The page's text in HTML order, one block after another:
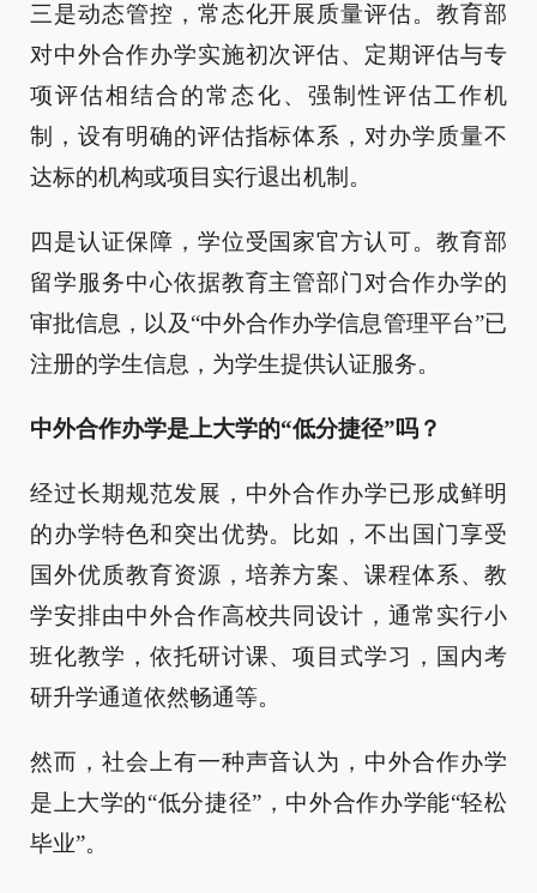
三是动态管控，常态化开展质量评估。教育部
对中外合作办学实施初次评估、定期评估与专
项评估相结合的常态化、强制性评估工作机
制，设有明确的评估指标体系，对办学质量不
达标的机构或项目实行退出机制。
四是认证保障，学位受国家官方认可。教育部
留学服务中心依据教育主管部门对合作办学的
审批信息，以及“中外合作办学信息管理平台”已
注册的学生信息，为学生提供认证服务。
中外合作办学是上大学的“低分捷径”吗？
经过长期规范发展，中外合作办学已形成鲜明
的办学特色和突出优势。比如，不出国门享受
国外优质教育资源，培养方案、课程体系、教
学安排由中外合作高校共同设计，通常实行小
班化教学，依托研讨课、项目式学习，国内考
研升学通道依然畅通等。
然而，社会上有一种声音认为，中外合作办学
是上大学的“低分捷径”，中外合作办学能“轻松
毕业”。